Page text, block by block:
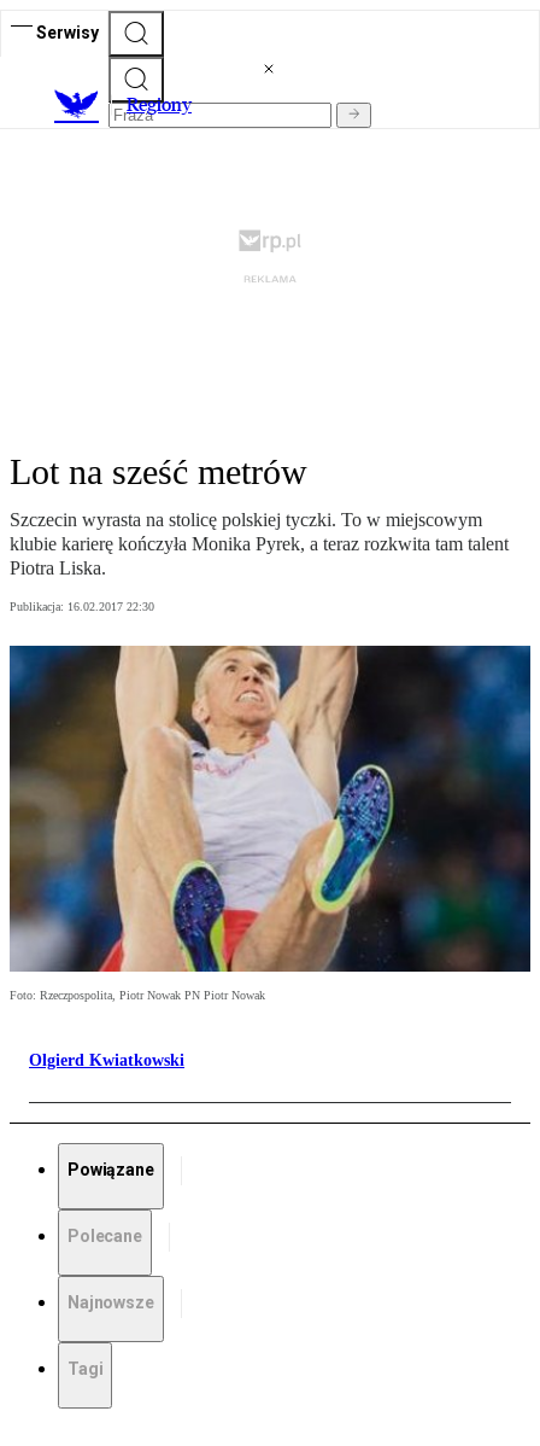
Serwisy
Regiony
Lot na sześć metrów
Szczecin wyrasta na stolicę polskiej tyczki. To w miejscowym
klubie karierę kończyła Monika Pyrek, a teraz rozkwita tam talent
Piotra Liska.
Publikacja: 16.02.2017 22:30
Foto: Rzeczpospolita, Piotr Nowak PN Piotr Nowak
Olgierd Kwiatkowski
Powiązane
Polecane
Najnowsze
Tagi